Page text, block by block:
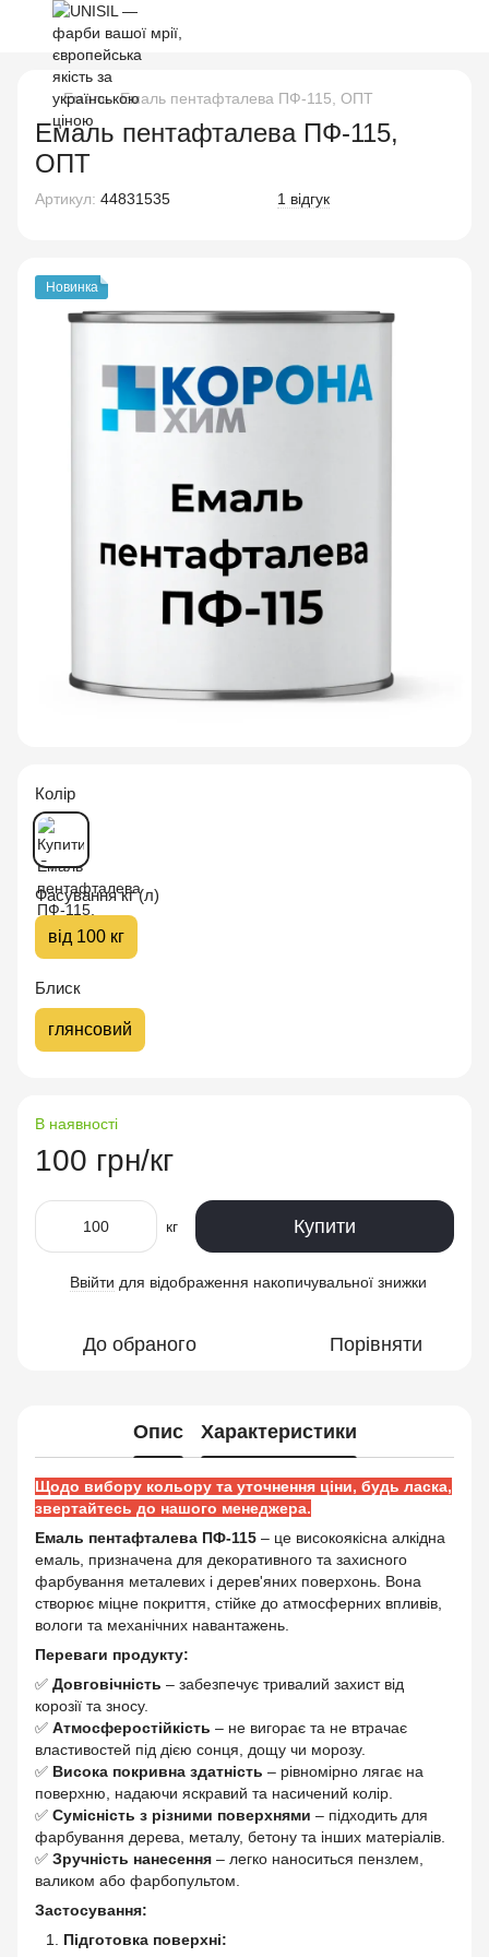
Емаль Емаль пентафталева ПФ-115, ОПТ
Емаль пентафталева ПФ-115,
ОПТ
Артикул: 44831535 1 відгук
Новинка
Колір
Фасування кг (л)
від 100 кг
Блиск
глянсовий
В наявності
100 грн/кг
кг Купити
Ввійти для відображення накопичувальної знижки
До обраного Порівняти
Опис Характеристики
Щодо вибору кольору та уточнення ціни, будь ласка,
звертайтесь до нашого менеджера.
Емаль пентафталева ПФ-115 – це високоякісна алкідна
емаль, призначена для декоративного та захисного
фарбування металевих і дерев'яних поверхонь. Вона
створює міцне покриття, стійке до атмосферних впливів,
вологи та механічних навантажень.
Переваги продукту:
✅ Довговічність – забезпечує тривалий захист від
корозії та зносу.
✅ Атмосферостійкість – не вигорає та не втрачає
властивостей під дією сонця, дощу чи морозу.
✅ Висока покривна здатність – рівномірно лягає на
поверхню, надаючи яскравий та насичений колір.
✅ Сумісність з різними поверхнями – підходить для
фарбування дерева, металу, бетону та інших матеріалів.
✅ Зручність нанесення – легко наноситься пензлем,
валиком або фарбопультом.
Застосування:
Підготовка поверхні: